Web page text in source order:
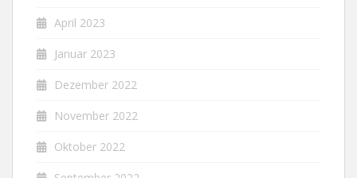
April 2023
Januar 2023
Dezember 2022
November 2022
Oktober 2022